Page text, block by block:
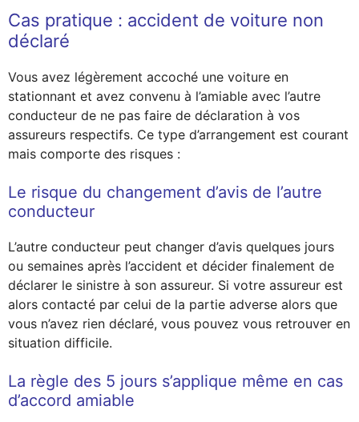
Cas pratique : accident de voiture non
déclaré
Vous avez légèrement accoché une voiture en
stationnant et avez convenu à l’amiable avec l’autre
conducteur de ne pas faire de déclaration à vos
assureurs respectifs. Ce type d’arrangement est courant
mais comporte des risques :
Le risque du changement d’avis de l’autre
conducteur
L’autre conducteur peut changer d’avis quelques jours
ou semaines après l’accident et décider finalement de
déclarer le sinistre à son assureur. Si votre assureur est
alors contacté par celui de la partie adverse alors que
vous n’avez rien déclaré, vous pouvez vous retrouver en
situation difficile.
La règle des 5 jours s’applique même en cas
d’accord amiable